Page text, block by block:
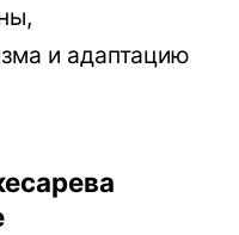
и адаптацию